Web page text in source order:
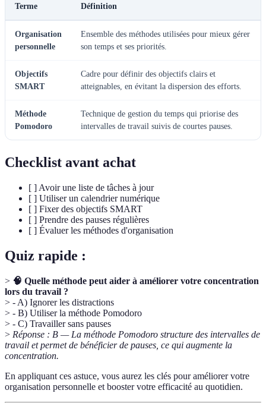
Terme Définition
Organisation
personnelle
Ensemble des méthodes utilisées pour mieux gérer
son temps et ses priorités.
Objectifs
SMART
Cadre pour définir des objectifs clairs et
atteignables, en évitant la dispersion des efforts.
Méthode
Pomodoro
Technique de gestion du temps qui priorise des
intervalles de travail suivis de courtes pauses.
Checklist avant achat
[ ] Avoir une liste de tâches à jour
[ ] Utiliser un calendrier numérique
[ ] Fixer des objectifs SMART
[ ] Prendre des pauses régulières
[ ] Évaluer les méthodes d'organisation
Quiz rapide :
> 🧠 Quelle méthode peut aider à améliorer votre concentration
lors du travail ?
> - A) Ignorer les distractions
> - B) Utiliser la méthode Pomodoro
> - C) Travailler sans pauses
> Réponse : B — La méthode Pomodoro structure des intervalles de
travail et permet de bénéficier de pauses, ce qui augmente la
concentration.
En appliquant ces astuce, vous aurez les clés pour améliorer votre
organisation personnelle et booster votre efficacité au quotidien.